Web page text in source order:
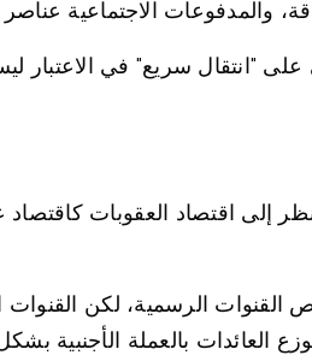
والمدفوعات الاجتماعية
"انتقال سريع" في الاعتبار
إلى اقتصاد العقوبات
القنوات الرسمية، لكن
العائدات بالعملة